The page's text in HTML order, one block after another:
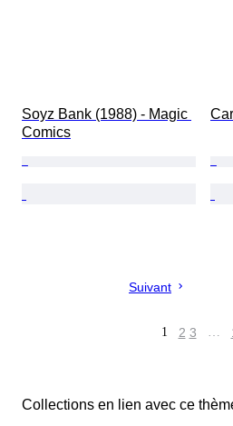
Soyz Bank (1988) - Magic
Comics
Suivant
1 2 3 …
Collections en lien avec ce